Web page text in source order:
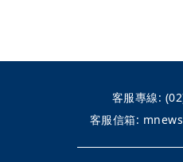
客服專線:
客服信箱: